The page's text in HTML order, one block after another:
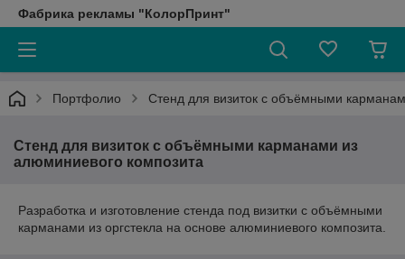
Фабрика рекламы "КолорПринт"
Портфолио Стенд для визиток с объёмными
Стенд для визиток с объёмными карманами из
алюминиевого композита
Разработка и изготовление стенда под визитки с объёмными
карманами из оргстекла на основе алюминиевого композита.